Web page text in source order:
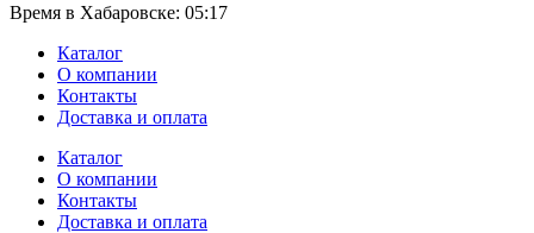
Время в Хабаровске: 05:17
Каталог
О компании
Контакты
Доставка и оплата
Каталог
О компании
Контакты
Доставка и оплата